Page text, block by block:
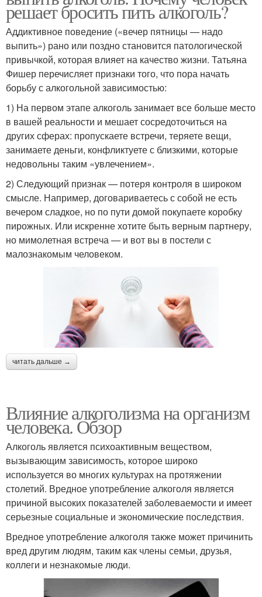
решает бросить пить алкоголь?
Аддиктивное поведение («вечер пятницы — надо
выпить») рано или поздно становится патологической
привычкой, которая влияет на качество жизни. Татьяна
Фишер перечисляет признаки того, что пора начать
борьбу с алкогольной зависимостью:
1) На первом этапе алкоголь занимает все больше место
в вашей реальности и мешает сосредоточиться на
других сферах: пропускаете встречи, теряете вещи,
занимаете деньги, конфликтуете с близкими, которые
недовольны таким «ув­лечением».
2) Следующий признак — по­теря контроля в широком
смысле. Например, договариваетесь с собой не есть
вечером сладкое, но по пути домой по­купаете коробку
пирожных. Или искренне хотите быть верным партнеру,
но мимолетная встре­ча — и вот вы в постели с
малознакомым человеком.
читать дальше →
Влияние алкоголизма на организм
человека. Обзор
Алкоголь является психоактивным веществом,
вызывающим зависимость, которое широко
используется во многих культурах на протяжении
столетий. Вредное употребление алкоголя является
причиной высоких показателей заболеваемости и имеет
серьезные социальные и экономические последствия.
Вредное употребление алкоголя также может причинить
вред другим людям, таким как члены семьи, друзья,
коллеги и незнакомые люди.